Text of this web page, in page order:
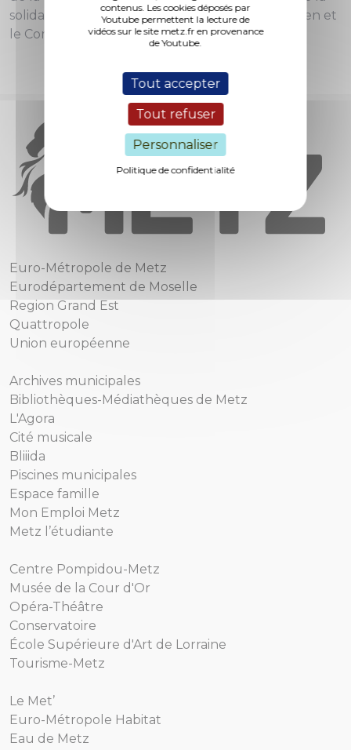
contenus. Les cookies déposés par
Youtube permettent la lecture de
vidéos sur le site metz.fr en provenance
de Youtube.
Tout accepter
Tout refuser
Personnaliser
Politique de confidentialité
solidarité de la Ville de Metz avec le peuple syrien et
le Comité civil local de la Ville d’Alep.
Euro-Métropole de Metz
Eurodépartement de Moselle
Region Grand Est
Quattropole
Union européenne
Archives municipales
Bibliothèques-Médiathèques de Metz
L'Agora
Cité musicale
Bliiida
Piscines municipales
Espace famille
Mon Emploi Metz
Metz l’étudiante
Centre Pompidou-Metz
Musée de la Cour d'Or
Opéra-Théâtre
Conservatoire
École Supérieure d'Art de Lorraine
Tourisme-Metz
Le Met’
Euro-Métropole Habitat
Eau de Metz